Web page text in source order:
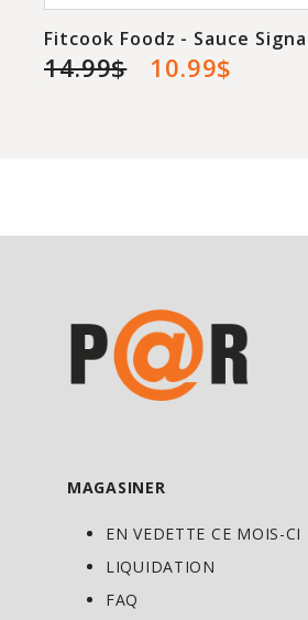
Fitcook Foodz - Sauce
14.99$ 10.99$
MAGASINER
EN VEDETTE CE MOIS-CI
LIQUIDATION
FAQ